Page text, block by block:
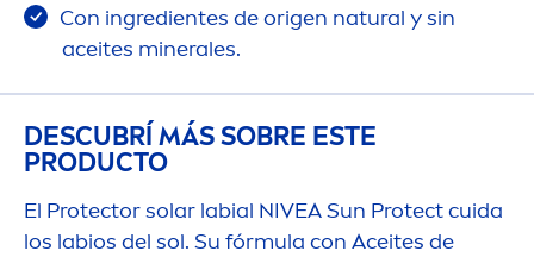
Con ingredientes de origen natural y sin
aceites minerales.
DESCUBRÍ MÁS SOBRE ESTE
PRODUCTO
El Protector solar labial NIVEASun Protectcuida
los labios del sol. Su fórmula con Aceites de